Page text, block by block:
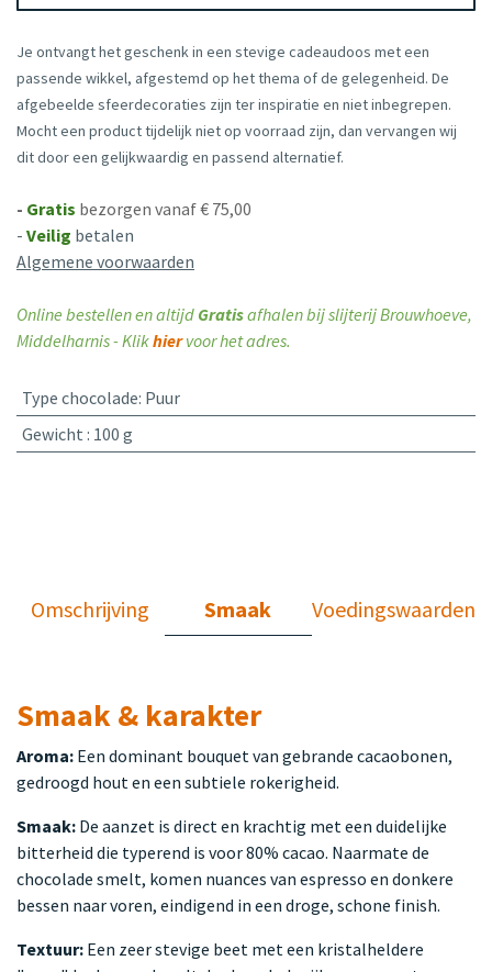
Je ontvangt het geschenk in een stevige cadeaudoos met een
passende wikkel, afgestemd op het thema of de gelegenheid. De
afgebeelde sfeerdecoraties zijn ter inspiratie en niet inbegrepen.
Mocht een product tijdelijk niet op voorraad zijn, dan vervangen wij
dit door een gelijkwaardig en passend alternatief.
- Gratis bezorgen vanaf € 75,00
- Veilig betalen
Algemene voorwaarden
Online bestellen en altijd Gratisafhalen bij slijterij Brouwhoeve,
Middelharnis - Klikhiervoor het adres.
Type chocolade: Puur
Gewicht : 100 g
Omschrijving Smaak Voedingswaarden
Smaak & karakter
Aroma: Een dominant bouquet van gebrande cacaobonen,
gedroogd hout en een subtiele rokerigheid.
Smaak: De aanzet is direct en krachtig met een duidelijke
bitterheid die typerend is voor 80% cacao. Naarmate de
chocolade smelt, komen nuances van espresso en donkere
bessen naar voren, eindigend in een droge, schone finish.
Textuur: Een zeer stevige beet met een kristalheldere